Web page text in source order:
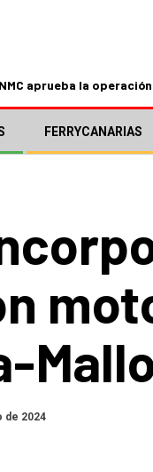
aprueba la
FERRYCANARIAS
de 2024